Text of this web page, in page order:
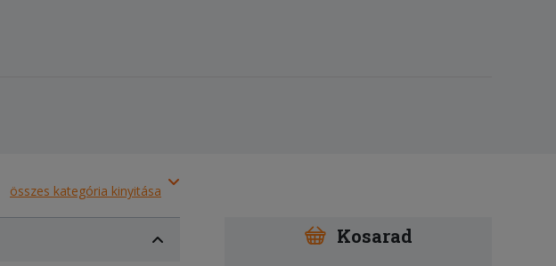
összes kategória kinyitása
Kosarad